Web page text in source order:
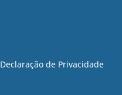
Declaração de Privacidade